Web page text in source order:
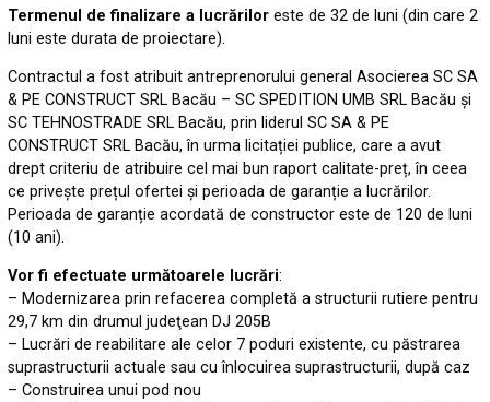
Termenul de finalizare a lucrărilor este de 32 de luni (din care 2
luni este durata de proiectare).
Contractul a fost atribuit antreprenorului general Asocierea SC SA
& PE CONSTRUCT SRL Bacău – SC SPEDITION UMB SRL Bacău și
SC TEHNOSTRADE SRL Bacău, prin liderul SC SA & PE
CONSTRUCT SRL Bacău, în urma licitației publice, care a avut
drept criteriu de atribuire cel mai bun raport calitate-preț, în ceea
ce privește prețul ofertei și perioada de garanție a lucrărilor.
Perioada de garanție acordată de constructor este de 120 de luni
(10 ani).
Vor fi efectuate următoarele lucrări:
– Modernizarea prin refacerea completă a structurii rutiere pentru
29,7 km din drumul judeţean DJ 205B
– Lucrări de reabilitare ale celor 7 poduri existente, cu păstrarea
suprastructurii actuale sau cu înlocuirea suprastructurii, după caz
– Construirea unui pod nou